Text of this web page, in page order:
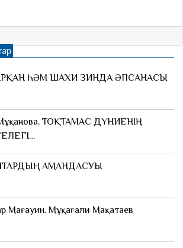
ҺӘМ ШАХИ ЗИНДА ӘПСАНАСЫ
ТОҚТАМАС ДҮНИЕНІҢ
АМАНДАСУЫ
Мағауин. Мұқағали Мақатаев